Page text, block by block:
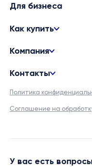
Для бизнеса
Как купить
Компания
Контакты
Политика
Соглашение на
У вас есть